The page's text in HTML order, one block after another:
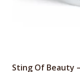
Sting Of Beauty